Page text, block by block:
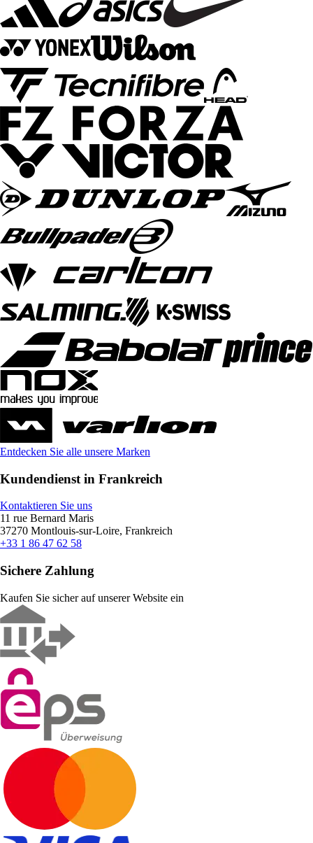
Entdecken Sie alle unsere Marken
Kundendienst in Frankreich
Kontaktieren Sie uns
11 rue Bernard Maris
37270 Montlouis-sur-Loire, Frankreich
+33 1 86 47 62 58
Sichere Zahlung
Kaufen Sie sicher auf unserer Website ein